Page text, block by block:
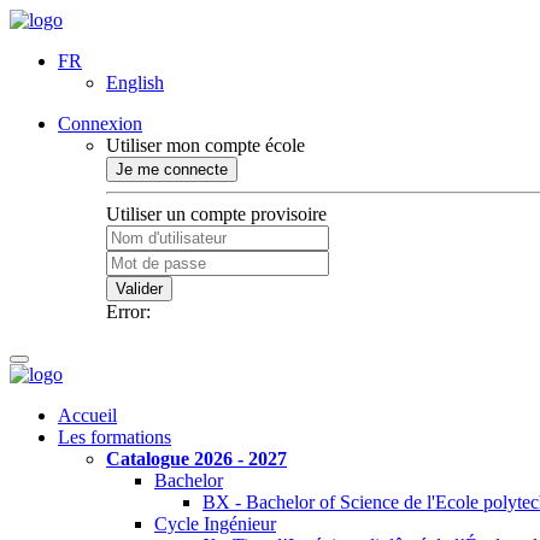
FR
English
Connexion
Utiliser mon compte école
Je me connecte
Utiliser un compte provisoire
Valider
Error:
Accueil
Les formations
Catalogue 2026 - 2027
Bachelor
BX - Bachelor of Science de l'Ecole
Cycle Ingénieur